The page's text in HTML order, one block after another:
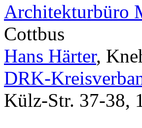
Architekturbüro
Cottbus
Hans Härter,
DRK-
Külz-Str. 37-38,